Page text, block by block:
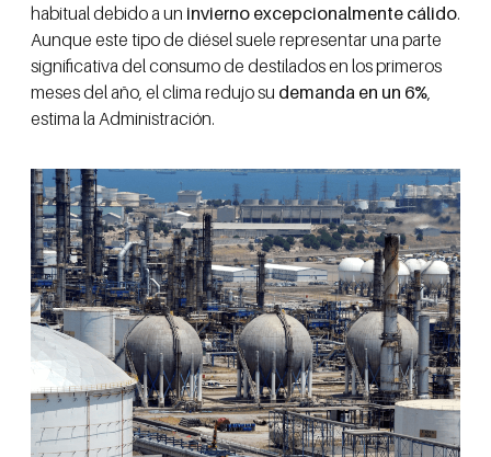
habitual debido a un invierno excepcionalmente cálido.
Aunque este tipo de diésel suele representar una parte
significativa del consumo de destilados en los primeros
meses del año, el clima redujo su demanda en un 6%
estima la Administración.